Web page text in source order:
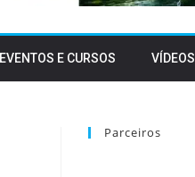
EVENTOS E CURSOS VÍDEOS
Parceiros